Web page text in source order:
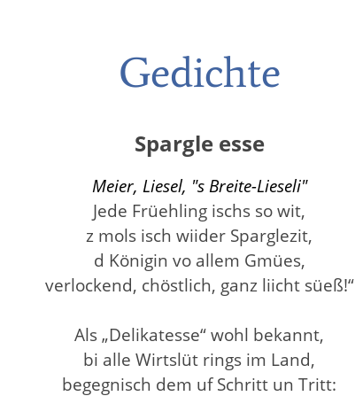
Gedichte
Spargle esse
Meier, Liesel, "s Breite-Lieseli"
Jede Früehling ischs so wit,
z mols isch wiider Sparglezit,
d Königin vo allem Gmües,
verlockend, chöstlich, ganz liicht süeß!“
Als „Delikatesse“ wohl bekannt,
bi alle Wirtslüt rings im Land,
begegnisch dem uf Schritt un Tritt: